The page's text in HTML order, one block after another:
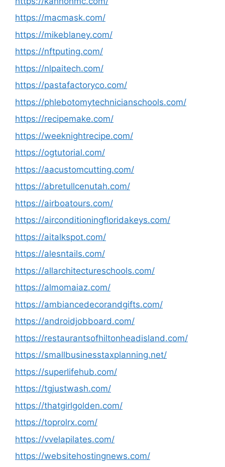
https://macmask.com/
https://mikeblaney.com/
https://nftputing.com/
https://nlpaitech.com/
https://pastafactoryco.com/
https://phlebotomytechnicianschools.com/
https://recipemake.com/
https://weeknightrecipe.com/
https://ogtutorial.com/
https://aacustomcutting.com/
https://abretullcenutah.com/
https://airboatours.com/
https://airconditioningfloridakeys.com/
https://aitalkspot.com/
https://alesntails.com/
https://allarchitectureschools.com/
https://almomaiaz.com/
https://ambiancedecorandgifts.com/
https://androidjobboard.com/
https://restaurantsofhiltonheadisland.com/
https://smallbusinesstaxplanning.net/
https://superlifehub.com/
https://tgjustwash.com/
https://thatgirlgolden.com/
https://toprolrx.com/
https://vvelapilates.com/
https://websitehostingnews.com/